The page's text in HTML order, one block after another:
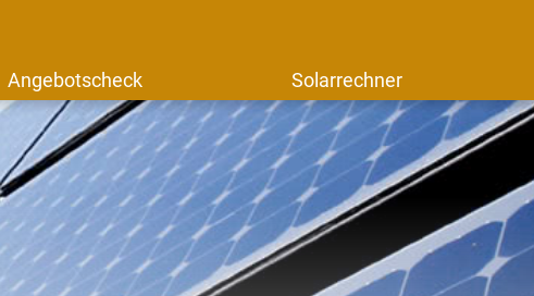
Angebotscheck Solarrechner